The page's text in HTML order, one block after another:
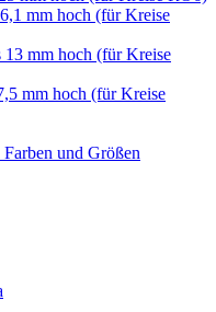
mm hoch (für Kreise
13 mm hoch (für Kreise
mm hoch (für Kreise
und Größen